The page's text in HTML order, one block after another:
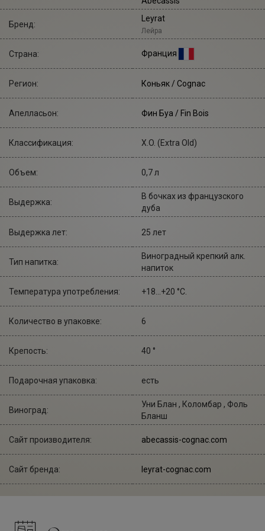
Бренд:
Leyrat
Лейра
Страна: Франция
Регион: Коньяк / Cognac
Апелласьон: Фин Буа / Fin Bois
Классификация: X.O. (Extra Old)
Объем: 0,7 л
Выдержка:
В бочках из французского
дуба
Выдержка лет: 25 лет
Тип напитка:
Виноградный крепкий алк.
напиток
Температура употребления: +18...+20 °С.
Количество в упаковке: 6
Крепость: 40 °
Подарочная упаковка: есть
Виноград:
Уни Блан , Коломбар , Фоль
Бланш
Сайт производителя: abecassis-cognac.com
Сайт бренда: leyrat-cognac.com